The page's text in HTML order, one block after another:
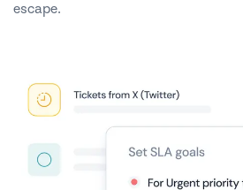
escape.